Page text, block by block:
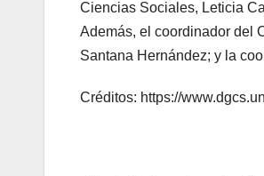
Ciencias Sociales, Leticia
Además, el coordinador del
Santana Hernández; y la
Créditos: https://